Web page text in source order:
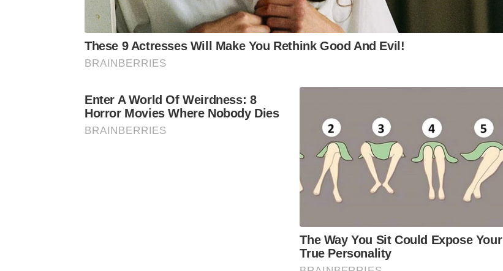
These 9 Actresses Will Make You Rethink Good And Evil!
BRAINBERRIES
Enter A World Of Weirdness: 8
Horror Movies Where Nobody Dies
BRAINBERRIES
The Way You Sit Could Expose Your
True Personality